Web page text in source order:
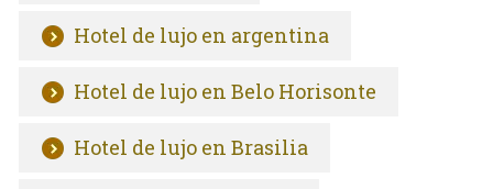
Hotel de lujo en argentina
Hotel de lujo en Belo Horisonte
Hotel de lujo en Brasilia